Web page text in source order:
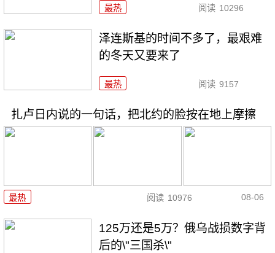
最热 阅读 10296
泽连斯基的时间不多了，最艰难
的冬天又要来了
最热 阅读 9157
扎卢日内说的一句话，把北约的脸按在地上摩擦
最热 阅读 10976 08-06
125万还是5万？俄乌战损数字背
后的\"三国杀\"